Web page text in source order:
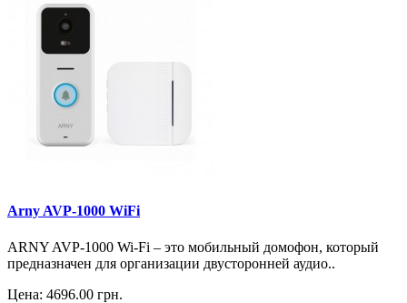
Arny AVP-1000 WiFi
ARNY AVP-1000 Wi-Fi – это мобильный домофон, который
предназначен для организации двусторонней аудио..
Цена: 4696.00 грн.